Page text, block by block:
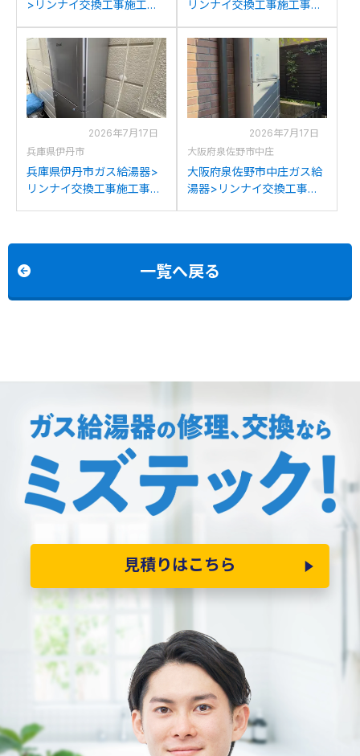
>リンナイ交換工事施工事
V2001SAWからリンナイ
RUF-K2406SAW(A)への交
換
リンナイ交換工事施工事
2045SAWXからリンナイ
RUF-K2406SAW(A)への交
換
2026年7月17日
兵庫県伊丹市
兵庫県伊丹市ガス給湯器>
リンナイ交換工事施工事
2026年7月17日
大阪府泉佐野市中庄
大阪府泉佐野市中庄ガス給
湯器>リンナイ交換工事施
一覧へ戻る
見積りはこちら